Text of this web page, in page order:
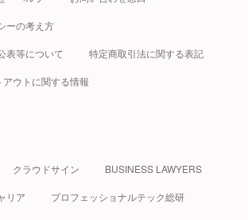
ーの考え方
表等について 特定商取引法に関する表記
アウトに関する情報
クラウドサイン BUSINESS LAWYERS
リア プロフェッショナルテック総研